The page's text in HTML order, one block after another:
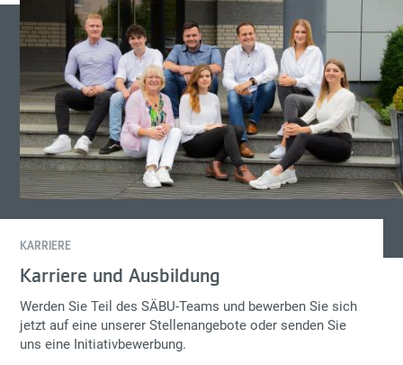
KARRIERE
Karriere und Ausbildung
Werden Sie Teil des SÄBU-Teams und bewerben Sie sich
jetzt auf eine unserer Stellenangebote oder senden Sie
uns eine Initiativbewerbung.